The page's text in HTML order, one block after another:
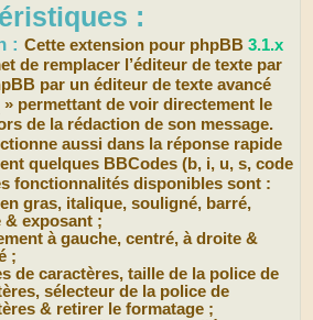
:
:Cette extension pour phpBB3.1.x
de remplacer l’éditeur de texte par
par un éditeur de texte avancé
» permettant de voir directement le
de la rédaction de son message.
aussi dans la réponse rapide
quelques BBCodes (b, i, u, s, code
fonctionnalités disponibles sont :
gras, italique, souligné, barré,
& exposant ;
à gauche, centré, à droite &
;
de caractères, taille de la police de
sélecteur de la police de
& retirer le formatage ;